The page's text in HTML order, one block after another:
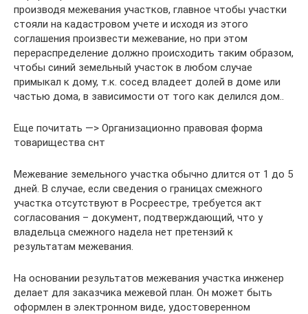
производя межевания участков, главное чтобы участки
стояли на кадастровом учете и исходя из этого
соглашения произвести межевание, но при этом
перераспределение должно происходить таким образом,
чтобы синий земельный участок в любом случае
примыкал к дому, т.к. сосед владеет долей в доме или
частью дома, в зависимости от того как делился дом..
Еще почитать —> Организационно правовая форма
товарищества снт
Межевание земельного участка обычно длится от 1 до 5
дней. В случае, если сведения о границах смежного
участка отсутствуют в Росреестре, требуется акт
согласования – документ, подтверждающий, что у
владельца смежного надела нет претензий к
результатам межевания.
На основании результатов межевания участка инженер
делает для заказчика межевой план. Он может быть
оформлен в электронном виде, удостоверенном